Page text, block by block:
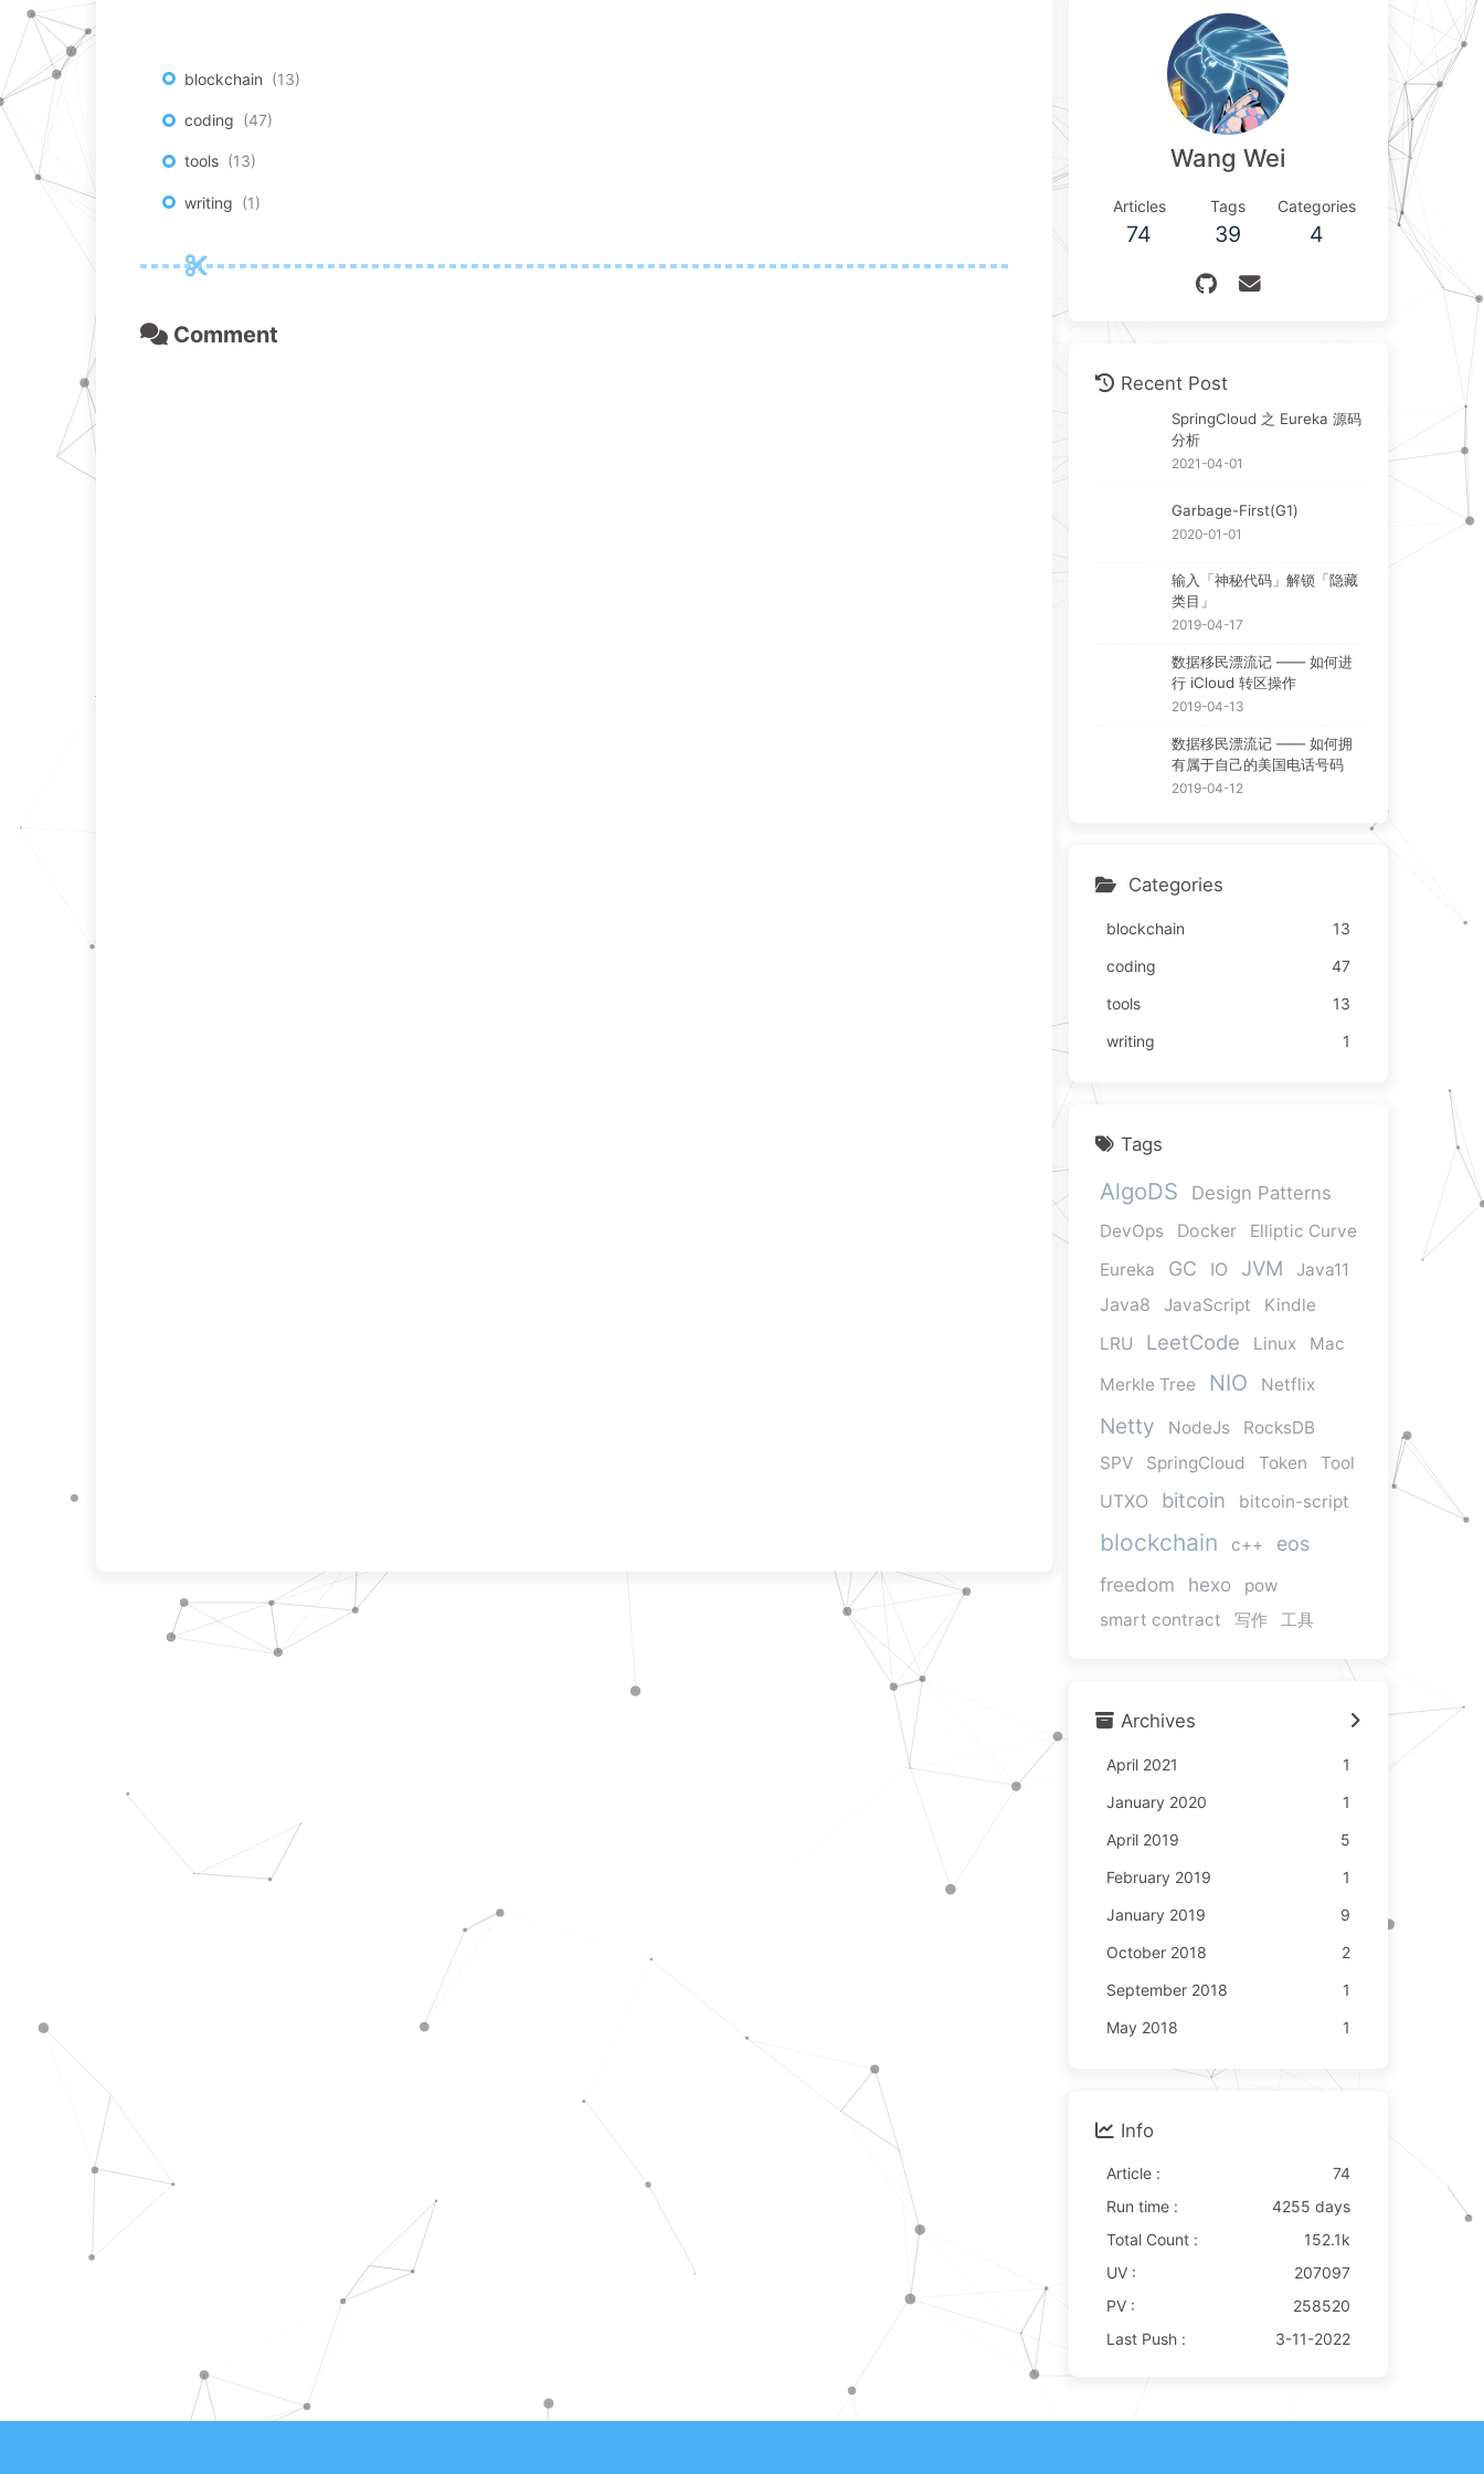
blockchain 13
coding 47
tools 13
writing 1
Comment
Wang Wei
Articles
74
Tags
39
Categories
4
Recent Post
SpringCloud 之 Eureka 源码
分析
2021-04-01
Garbage-First(G1)
2020-01-01
输入「神秘代码」解锁「隐藏
类目」
2019-04-17
数据移民漂流记 —— 如何进
行 iCloud 转区操作
2019-04-13
数据移民漂流记 —— 如何拥
有属于自己的美国电话号码
2019-04-12
Categories
blockchain
13
coding
47
tools
13
writing
1
Tags
AlgoDS Design Patterns
DevOps Docker
Elliptic Curve
Eureka
GC IO JVM
Java11
Java8
JavaScript
Kindle
LRU
LeetCode Linux
Mac
Merkle Tree
NIO Netflix
Netty NodeJs
RocksDB
SPV
SpringCloud Token
Tool
UTXO
bitcoin bitcoin-script
blockchain c++
eos
freedom
hexo
pow
smart contract
写作 工具
Archives
April 2021
1
January 2020
1
April 2019
5
February 2019
1
January 2019
9
October 2018
2
September 2018
1
May 2018
1
Info
Article :
74
Run time :
4255 days
Total Count :
152.1k
UV :
207097
PV :
258520
Last Push :
3-11-2022